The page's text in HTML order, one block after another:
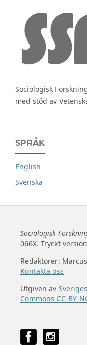
Sociologisk
med stöd av
SPRÅK
English
Svenska
Sociologisk
066X. Tryckt
Redaktörer:
Kontakta oss
Utgiven av
Commons CC-BY-